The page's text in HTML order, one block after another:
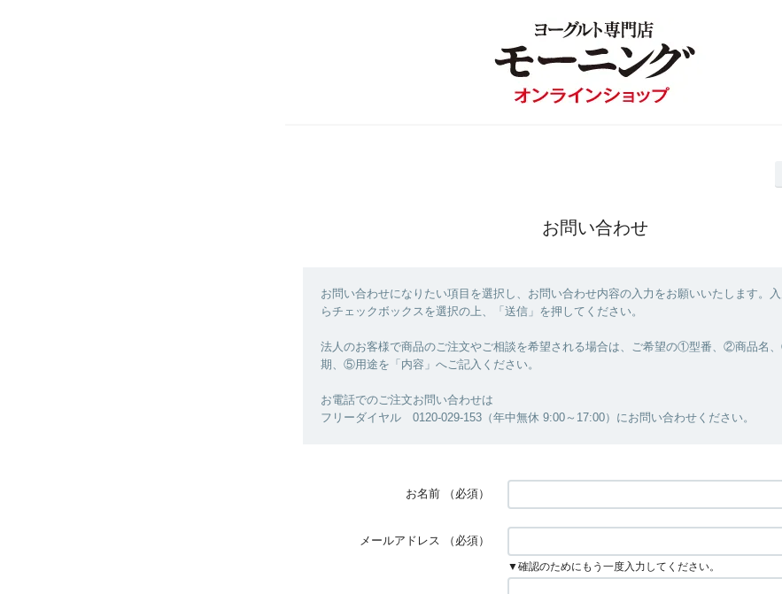
お問い合わせ
お問い合わせになりたい項目を選択し、お問い合わせ内容の入力をお願いいたします。
らチェックボックスを選択の上、「送信」を押してください。
法人のお客様で商品のご注文やご相談を希望される場合は、ご希望の①型番、②商品名
期、⑤用途を「内容」へご記入ください。
お電話でのご注文お問い合わせは
フリーダイヤル 0120-029-153（年中無休 9:00～17:00）にお問い合わせください。
お名前 （必須）
メールアドレス （必須）
▼確認のためにもう一度入力してください。